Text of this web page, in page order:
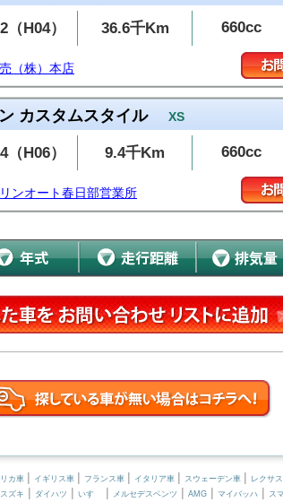
（H04） 36.6千Km 660cc
（株）本店
カスタムスタイル XS
（H06） 9.4千Km 660cc
リンオート春日部営業所
カ車 | イギリス車 | フランス車 | イタリア車 | スウェーデン車 | レクサス
スズキ | ダイハツ | いすゞ | メルセデスベンツ | AMG | マイバッハ | ス